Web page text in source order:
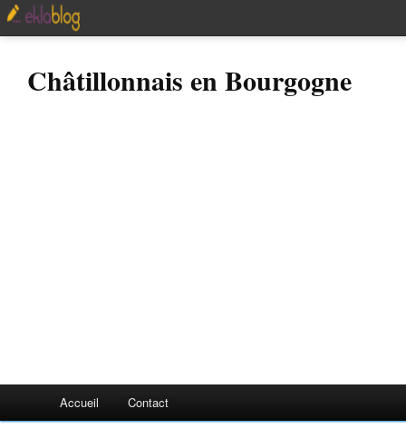
Châtillonnais en Bourgogne
Accueil Contact